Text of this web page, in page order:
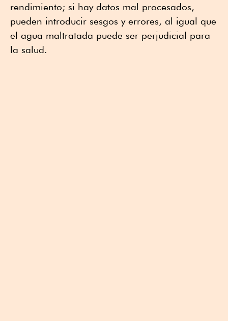
rendimiento; si hay datos mal procesados,
pueden introducir sesgos y errores, al igual que
el agua maltratada puede ser perjudicial para
la salud.